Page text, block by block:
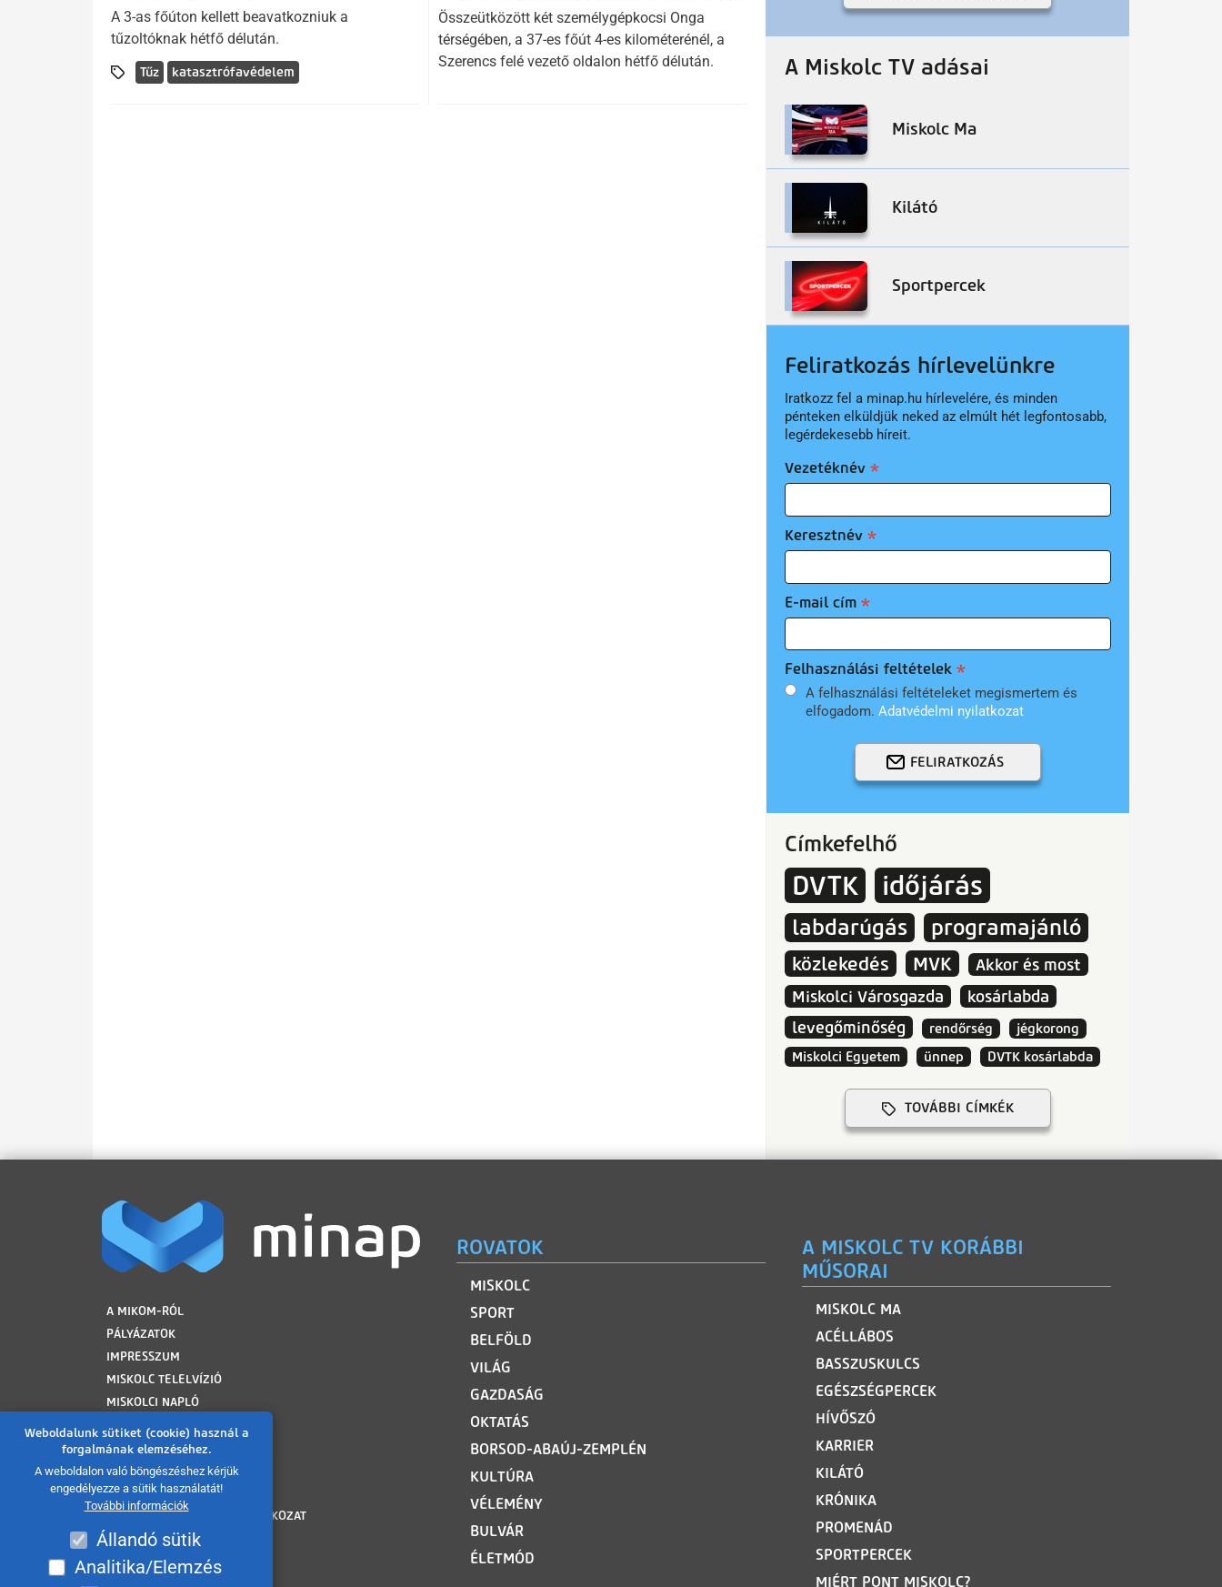
Weboldalunk sütiket (cookie) használ a
forgalmának elemzéséhez.
A weboldalon való böngészéshez kérjük
engedélyezze a sütik használatát!
További információk
Állandó sütik
Analitika/Elemzés
A 3-as főúton kellett beavatkozniuk a
tűzoltóknak hétfő délután.
Tűz katasztrófavédelem
Összeütközött két személygépkocsi Onga
térségében, a 37-es főút 4-es kilométerénél, a
Szerencs felé vezető oldalon hétfő délután.
A Miskolc TV adásai
Miskolc Ma
Kilátó
Sportpercek
Feliratkozás hírlevelünkre
Iratkozz fel a minap.hu hírlevelére, és minden
pénteken elküldjük neked az elmúlt hét legfontosabb,
legérdekesebb híreit.
Vezetéknév
Keresztnév
E-mail cím
Felhasználási feltételek
A felhasználási feltételeket megismertem és
elfogadom. Adatvédelmi nyilatkozat
FELIRATKOZÁS
Címkefelhő
DVTK időjárás
labdarúgás programajánló
közlekedés MVK
Akkor és most
Miskolci Városgazda
kosárlabda
levegőminőség
rendőrség
jégkorong
Miskolci Egyetem
ünnep DVTK kosárlabda
TOVÁBBI CÍMKÉK
LÁBLÉC
A MIKOM-RÓL
PÁLYÁZATOK
IMPRESSZUM
MISKOLC TELELVÍZIÓ
MISKOLCI NAPLÓ
FELHASZNÁLÁSI FELTÉTELEK
ADATVÉDELMI TÁJÉKOZTATÓ
SÜTI TÁJÉKOZTATÓ
AKADÁLYMENTESÍTÉSI NYILATKOZAT
KÖZÉRDEKŰ ADATOK
KÖZADATKERESŐ
ROVATOK
MISKOLC
SPORT
BELFÖLD
VILÁG
GAZDASÁG
OKTATÁS
BORSOD-ABAÚJ-ZEMPLÉN
KULTÚRA
VÉLEMÉNY
BULVÁR
ÉLETMÓD
A MISKOLC TV KORÁBBI
MŰSORAI
MISKOLC MA
ACÉLLÁBOS
BASSZUSKULCS
EGÉSZSÉGPERCEK
HÍVŐSZÓ
KARRIER
KILÁTÓ
KRÓNIKA
PROMENÁD
SPORTPERCEK
MIÉRT PONT MISKOLC?